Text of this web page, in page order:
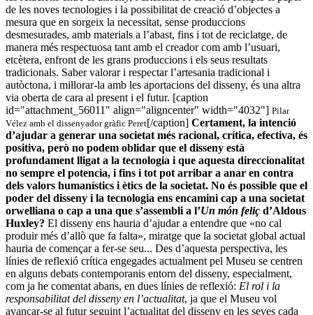
de les noves tecnologies i la possibilitat de creació d’objectes a
mesura que en sorgeix la necessitat, sense produccions
desmesurades, amb materials a l’abast, fins i tot de reciclatge, de
manera més respectuosa tant amb el creador com amb l’usuari,
etcètera, enfront de les grans produccions i els seus resultats
tradicionals. Saber valorar i respectar l’artesania tradicional i
autòctona, i millorar-la amb les aportacions del disseny, és una altra
via oberta de cara al present i el futur. [caption
id="attachment_56011" align="aligncenter" width="4032"] Pilar
Vélez amb el dissenyador gràfic Peret[/caption] Certament, la intenció
d’ajudar a generar una societat més racional, crítica, efectiva, és
positiva, però no podem oblidar que el disseny està
profundament lligat a la tecnologia i que aquesta direccionalitat
no sempre el potencia, i fins i tot pot arribar a anar en contra
dels valors humanístics i ètics de la societat. No és possible que el
poder del disseny i la tecnologia ens encamini cap a una societat
orwelliana o cap a una que s’assembli a l’Un món feliç d’Aldous
Huxley? El disseny ens hauria d’ajudar a entendre que «no cal
produir més d’allò que fa falta», miratge que la societat global actual
hauria de començar a fer-se seu... Des d’aquesta perspectiva, les
línies de reflexió crítica engegades actualment pel Museu se centren
en alguns debats contemporanis entorn del disseny, especialment,
com ja he comentat abans, en dues línies de reflexió: El rol i la
responsabilitat del disseny en l’actualitat, ja que el Museu vol
avançar-se al futur seguint l’actualitat del disseny en les seves cada